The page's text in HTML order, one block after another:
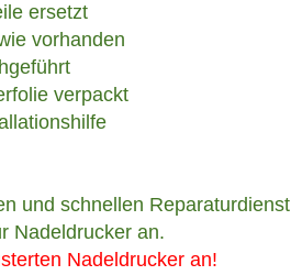
ersetzt
vorhanden
verpackt
und schnellen Reparaturdienst
Nadeldrucker an.
Nadeldrucker an!